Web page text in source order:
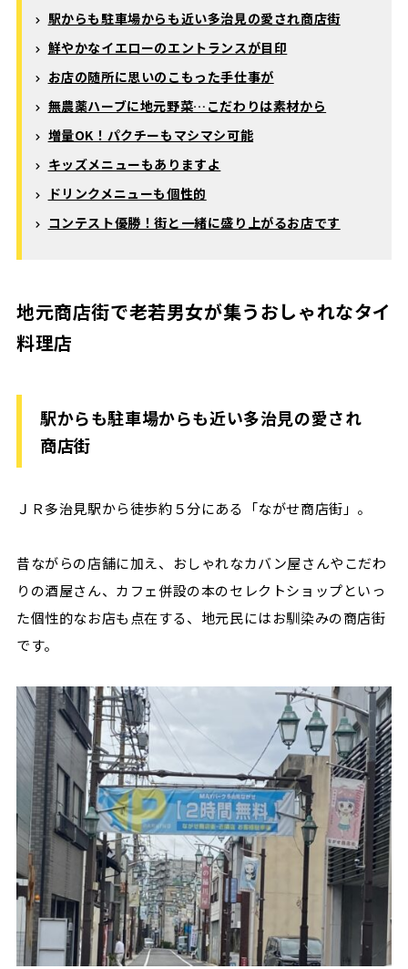
駅からも駐車場からも近い多治見の愛され商店街
鮮やかなイエローのエントランスが目印
お店の随所に思いのこもった手仕事が
無農薬ハーブに地元野菜…こだわりは素材から
増量OK！パクチーもマシマシ可能
キッズメニューもありますよ
ドリンクメニューも個性的
コンテスト優勝！街と一緒に盛り上がるお店です
地元商店街で老若男女が集うおしゃれなタイ
料理店
駅からも駐車場からも近い多治見の愛され
商店街
ＪＲ多治見駅から徒歩約５分にある「ながせ商店街」。
昔ながらの店舗に加え、おしゃれなカバン屋さんやこだわ
りの酒屋さん、カフェ併設の本のセレクトショップといっ
た個性的なお店も点在する、地元民にはお馴染みの商店街
です。